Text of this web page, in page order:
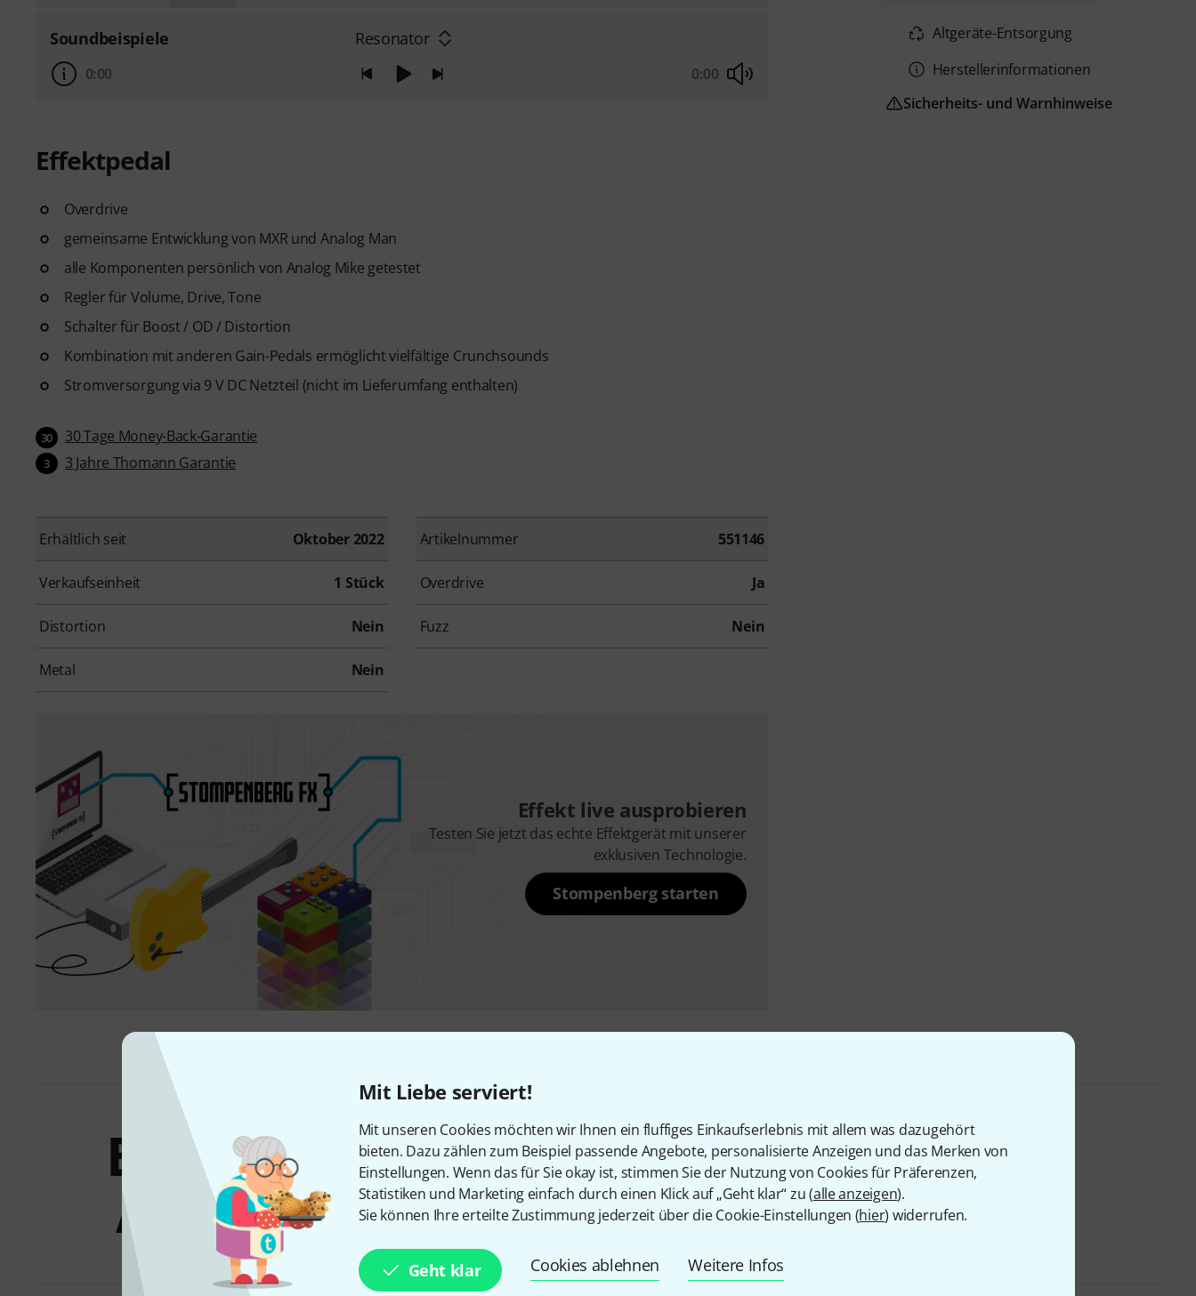
Mit Liebe serviert!
Mit unseren Cookies möchten wir Ihnen ein fluffiges Einkaufserlebnis mit allem was dazugehört
bieten. Dazu zählen zum Beispiel passende Angebote, personalisierte Anzeigen und das Merken von
Einstellungen. Wenn das für Sie okay ist, stimmen Sie der Nutzung von Cookies für Präferenzen,
Statistiken und Marketing einfach durch einen Klick auf „Geht klar“ zu (alle anzeigen).
Sie können Ihre erteilte Zustimmung jederzeit über die Cookie-Einstellungen (hier) widerrufen.
Geht klar Cookies ablehnen Weitere Infos
Soundbeispiele Resonator
0:00 0:00
Effektpedal
Overdrive
gemeinsame Entwicklung von MXR und Analog Man
alle Komponenten persönlich von Analog Mike getestet
Regler für Volume, Drive, Tone
Schalter für Boost / OD / Distortion
Kombination mit anderen Gain-Pedals ermöglicht vielfältige Crunchsounds
Stromversorgung via 9 V DC Netzteil (nicht im Lieferumfang enthalten)
30 30 Tage Money-Back-Garantie
3 3 Jahre Thomann Garantie
Erhältlich seit Oktober 2022 Artikelnummer 551146
Verkaufseinheit 1 Stück Overdrive Ja
Distortion Nein Fuzz Nein
Metal Nein
Effekt live ausprobieren
Testen Sie jetzt das echte Effektgerät mit unserer
exklusiven Technologie.
Stompenberg starten
Altgeräte-Entsorgung
Herstellerinformationen
Sicherheits- und Warnhinweise
Bundles &
Angebote
MXR The Duke of Tone B-Stock
Ggf. mit leichten Gebrauchsspuren
139 €